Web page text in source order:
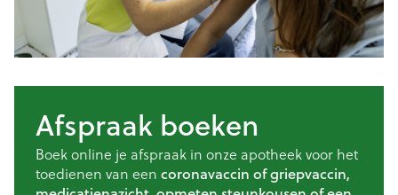
Afspraak boeken
Boek online je afspraak in onze apotheek voor het
toedienen van een coronavaccin of griepvaccin,